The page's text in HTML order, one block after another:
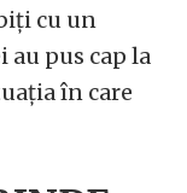
cu un
au pus cap la
în care